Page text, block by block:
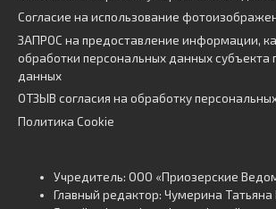
Согласие на использование
ЗАПРОС на предоставление информации,
обработки персональных данных субъекта
данных
ОТЗЫВ согласия на обработку
Политика Cookie
Учредитель: ООО «Приозерские
Главный редактор: Чумерина Татьяна